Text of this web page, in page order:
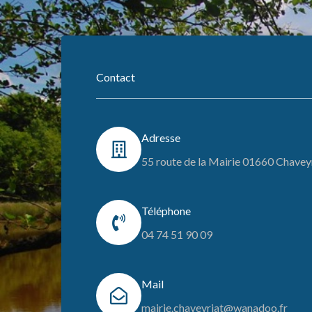
Contact
Adresse
55 route de la Mairie 01660
Téléphone
04 74 51 90 09
Mail
mairie.chaveyriat@wanadoo.fr